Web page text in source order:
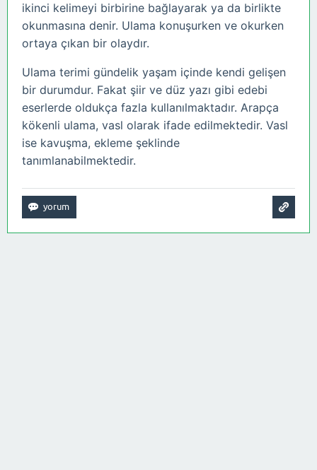
ikinci kelimeyi birbirine bağlayarak ya da birlikte
okunmasına denir. Ulama konuşurken ve okurken
ortaya çıkan bir olaydır.
Ulama terimi gündelik yaşam içinde kendi gelişen
bir durumdur. Fakat şiir ve düz yazı gibi edebi
eserlerde oldukça fazla kullanılmaktadır. Arapça
kökenli ulama, vasl olarak ifade edilmektedir. Vasl
ise kavuşma, ekleme şeklinde
tanımlanabilmektedir.